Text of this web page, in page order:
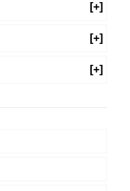
[+]
[+]
[+]